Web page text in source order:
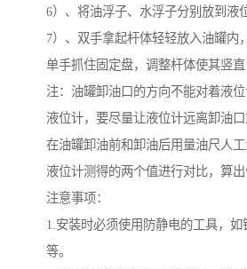
6）、将油浮子、水浮子分别放到液
7）、双手拿起杆体轻轻放入油罐内
单手抓住固定盘，调整杆体使其竖直
注：油罐卸油口的方向不能对着液
液位计，要尽量让液位计远离卸油
在油罐卸油前和卸油后用量油尺人
液位计测得的两个值进行对比，算出
注意事项：
1.安装时必须使用防静电的工具，如
等。